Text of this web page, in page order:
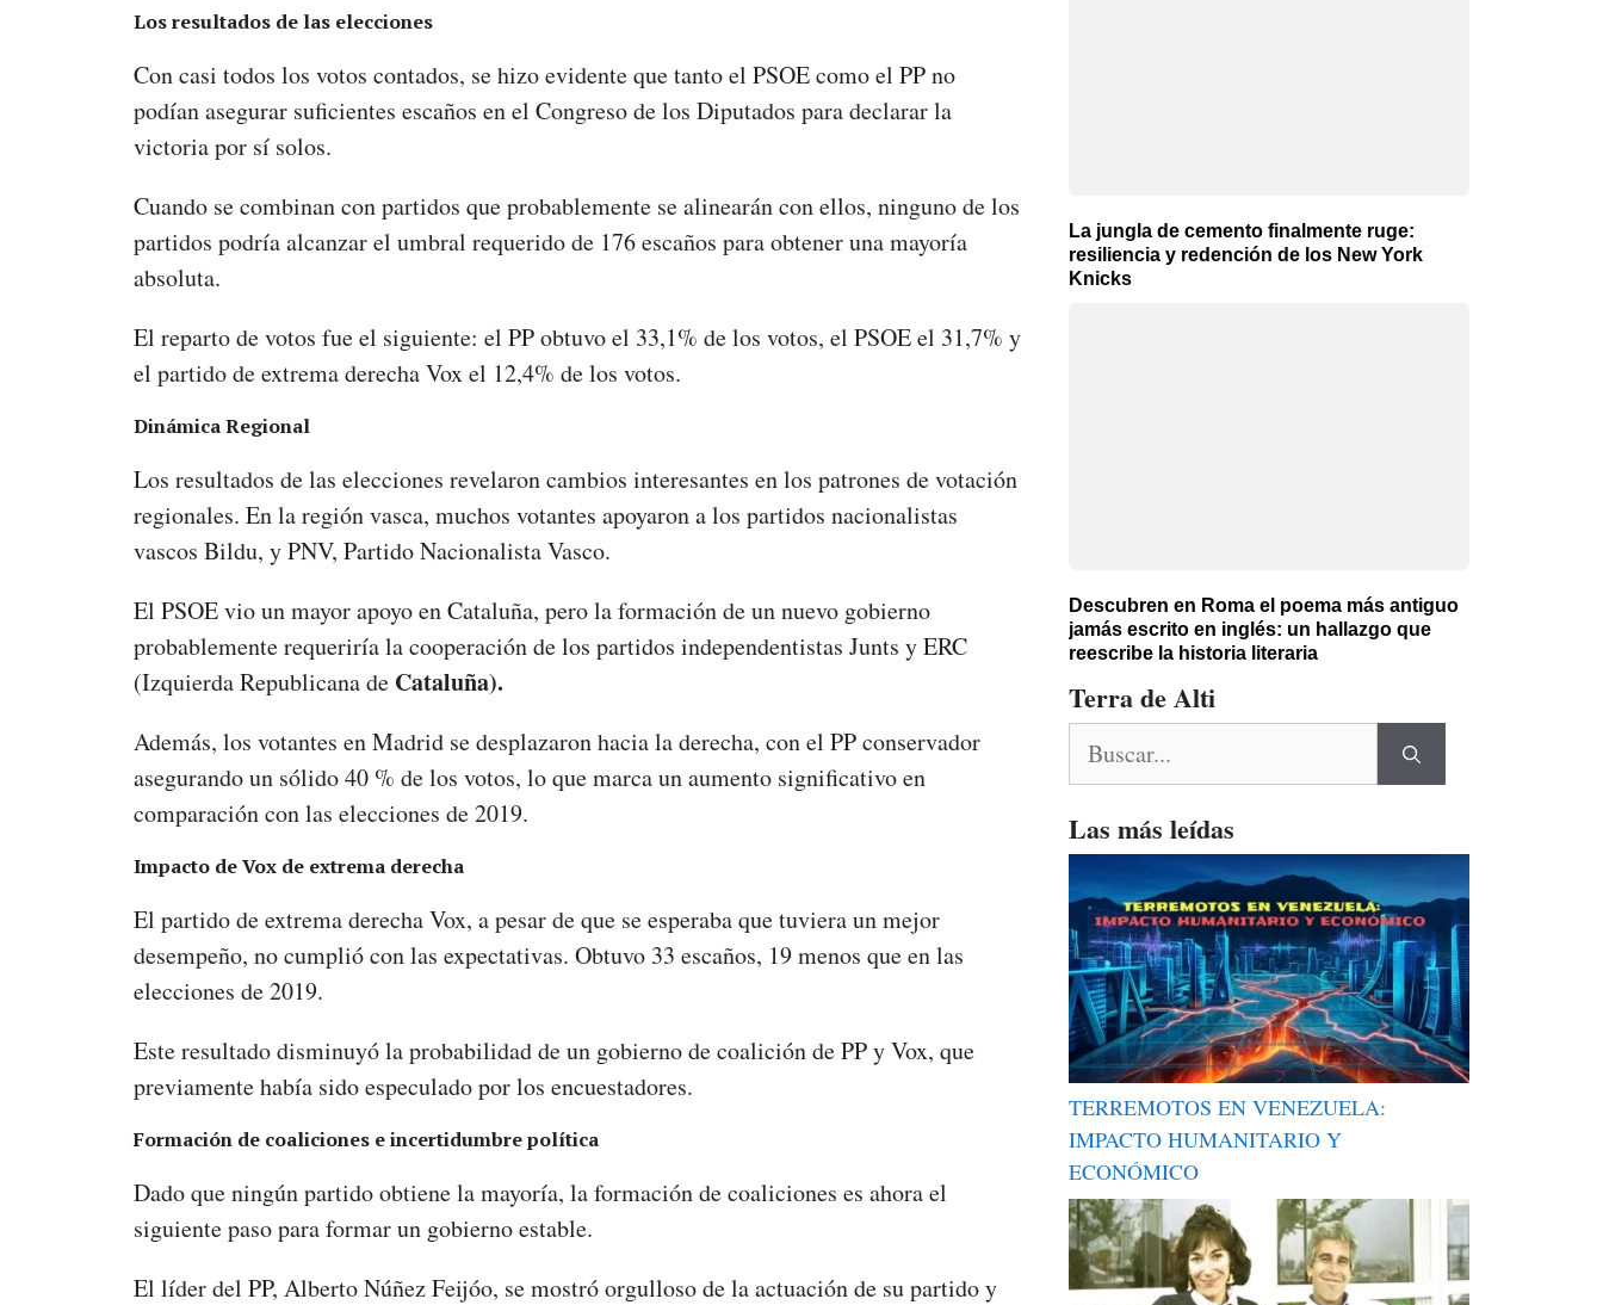
Los resultados de las elecciones
Con casi todos los votos contados, se hizo evidente que tanto el PSOE como el PP no
podían asegurar suficientes escaños en el Congreso de los Diputados para declarar la
victoria por sí solos.
Cuando se combinan con partidos que probablemente se alinearán con ellos, ninguno de los
partidos podría alcanzar el umbral requerido de 176 escaños para obtener una mayoría
absoluta.
El reparto de votos fue el siguiente: el PP obtuvo el 33,1% de los votos, el PSOE el 31,7% y
el partido de extrema derecha Vox el 12,4% de los votos.
Dinámica Regional
Los resultados de las elecciones revelaron cambios interesantes en los patrones de votación
regionales. En la región vasca, muchos votantes apoyaron a los partidos nacionalistas
vascos Bildu, y PNV, Partido Nacionalista Vasco.
El PSOE vio un mayor apoyo en Cataluña, pero la formación de un nuevo gobierno
probablemente requeriría la cooperación de los partidos independentistas Junts y ERC
(Izquierda Republicana de Cataluña).
Además, los votantes en Madrid se desplazaron hacia la derecha, con el PP conservador
asegurando un sólido 40 % de los votos, lo que marca un aumento significativo en
comparación con las elecciones de 2019.
Impacto de Vox de extrema derecha
El partido de extrema derecha Vox, a pesar de que se esperaba que tuviera un mejor
desempeño, no cumplió con las expectativas. Obtuvo 33 escaños, 19 menos que en las
elecciones de 2019.
Este resultado disminuyó la probabilidad de un gobierno de coalición de PP y Vox, que
previamente había sido especulado por los encuestadores.
Formación de coaliciones e incertidumbre política
Dado que ningún partido obtiene la mayoría, la formación de coaliciones es ahora el
siguiente paso para formar un gobierno estable.
El líder del PP, Alberto Núñez Feijóo, se mostró orgulloso de la actuación de su partido y
La jungla de cemento finalmente ruge:
resiliencia y redención de los New York
Knicks
Descubren en Roma el poema más antiguo
jamás escrito en inglés: un hallazgo que
reescribe la historia literaria
Terra de Alti
Las más leídas
TERREMOTOS EN VENEZUELA:
IMPACTO HUMANITARIO Y
ECONÓMICO